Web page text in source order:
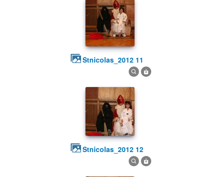
stnicolas_2012 11
stnicolas_2012 12